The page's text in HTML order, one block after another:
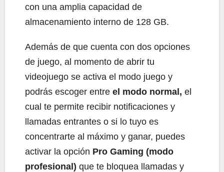
con una amplia capacidad de
almacenamiento interno de 128 GB.
Además de que cuenta con dos opciones
de juego, al momento de abrir tu
videojuego se activa el modo juego y
podrás escoger entre el modo normal, el
cual te permite recibir notificaciones y
llamadas entrantes o si lo tuyo es
concentrarte al máximo y ganar, puedes
activar la opción Pro Gaming (modo
profesional) que te bloquea llamadas y